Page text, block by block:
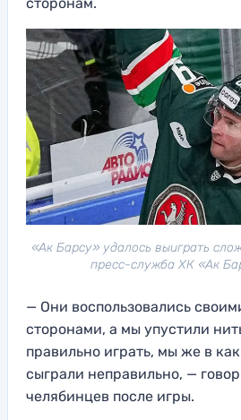
«Ак Барсу» удалось выиграть
пресс-служба ХК «Ак
— Они воспользовались
сторонами, а мы упустили
правильно играть, мы же в
сыграли неправильно, —
челябинцев после игры.